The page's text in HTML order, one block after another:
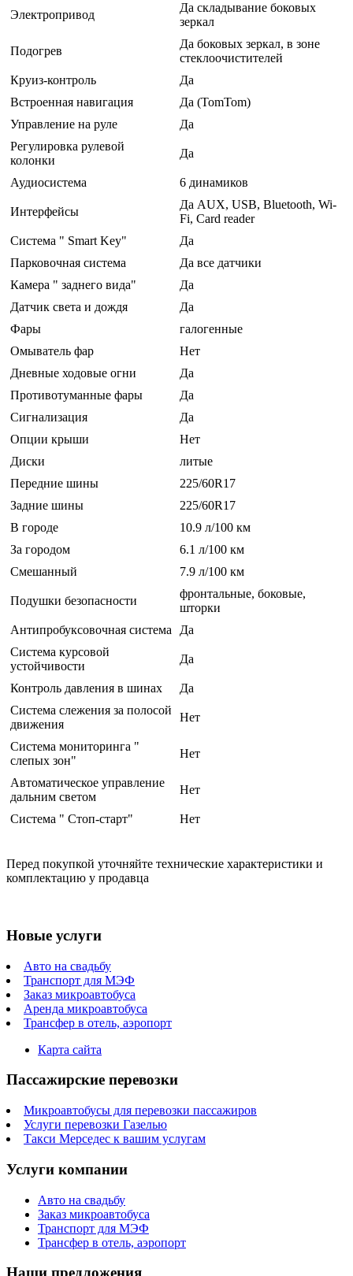
Электропривод
Да складывание боковых
зеркал
Подогрев
Да боковых зеркал, в зоне
стеклоочистителей
Круиз-контроль
Да
Встроенная навигация
Да (TomTom)
Управление на руле
Да
Регулировка рулевой
колонки
Да
Аудиосистема 6 динамиков
Интерфейсы
Да AUX, USB, Bluetooth, Wi-
Fi, Card reader
Система " Smart Key"
Да
Парковочная система
Да все датчики
Камера " заднего вида"
Да
Датчик света и дождя
Да
Фары
галогенные
Омыватель фар
Нет
Дневные ходовые огни
Да
Противотуманные фары
Да
Сигнализация
Да
Опции крыши
Нет
Диски
литые
Передние шины
225/60R17
Задние шины
225/60R17
В городе
10.9 л/100 км
За городом
6.1 л/100 км
Смешанный
7.9 л/100 км
Подушки безопасности
фронтальные, боковые,
шторки
Антипробуксовочная система
Да
Система курсовой
устойчивости
Да
Контроль давления в шинах
Да
Система слежения за полосой
движения
Нет
Система мониторинга "
слепых зон"
Нет
Автоматическое управление
дальним светом
Нет
Система " Стоп-старт" Нет
Перед покупкой уточняйте технические характеристики и
комплектацию у продавца
Новые услуги
Авто на свадьбу
Транспорт для МЭФ
Заказ микроавтобуса
Аренда микроавтобуса
Трансфер в отель, аэропорт
Карта сайта
Пассажирские перевозки
Микроавтобусы для перевозки пассажиров
Услуги перевозки Газелью
Такси Мерседес к вашим услугам
Услуги компании
Авто на свадьбу
Заказ микроавтобуса
Транспорт для МЭФ
Трансфер в отель, аэропорт